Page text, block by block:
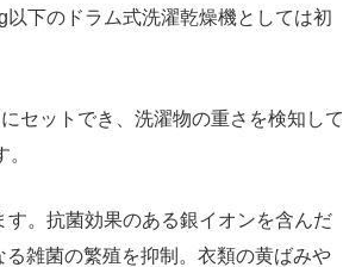
下のドラム式洗濯乾燥機としては初
セットでき、洗濯物の重さを検知して
。抗菌効果のある銀イオンを含んだ
雑菌の繁殖を抑制。衣類の黄ばみや